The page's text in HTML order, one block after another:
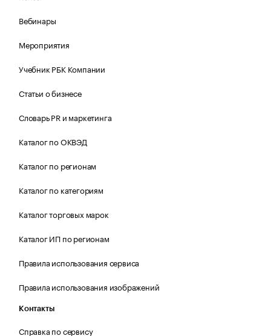
Вебинары
Мероприятия
Учебник РБК Компании
Статьи о бизнесе
Словарь PR и маркетинга
Каталог по ОКВЭД
Каталог по регионам
Каталог по категориям
Каталог торговых марок
Каталог ИП по регионам
Правила использования сервиса
Правила использования изображений
Контакты
Справка по сервису